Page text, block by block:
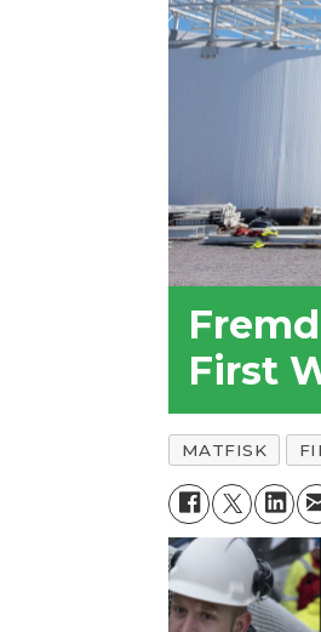
First
MATFISK